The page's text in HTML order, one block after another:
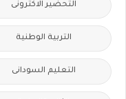
التحضير الاكترونى
التربية الوطنية
التعليم السودانى